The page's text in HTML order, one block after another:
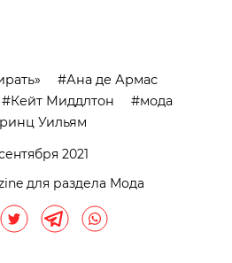
Ана де Армас
Кейт Миддлтон
мода
Уильям
2021
для раздела Мода